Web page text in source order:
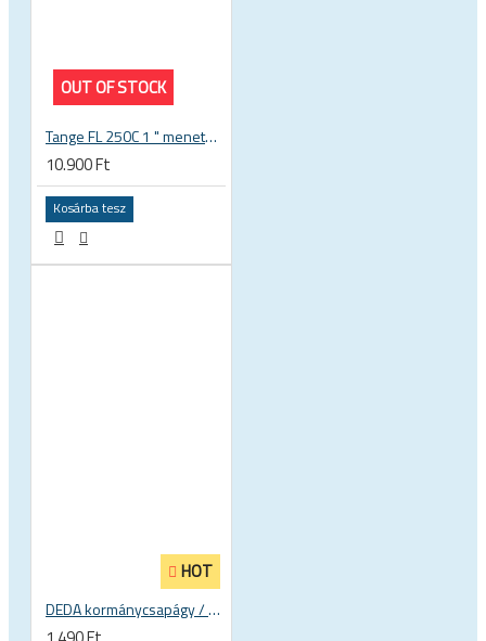
OUT OF STOCK
Tange FL 250C 1 " menetes kormánycsapágy
10.900 Ft
Kosárba tesz
HOT
DEDA kormánycsapágy / villa / kormányszár stucni UD karbon hézagoló gyűrű spacer